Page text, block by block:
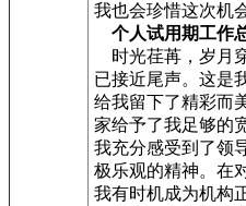
我也会珍惜这次机
个人试用期工作
时光荏苒，岁月
已接近尾声。这是
给我留下了精彩而
家给予了我足够的
我充分感受到了领
极乐观的精神。在
我有时机成为机构